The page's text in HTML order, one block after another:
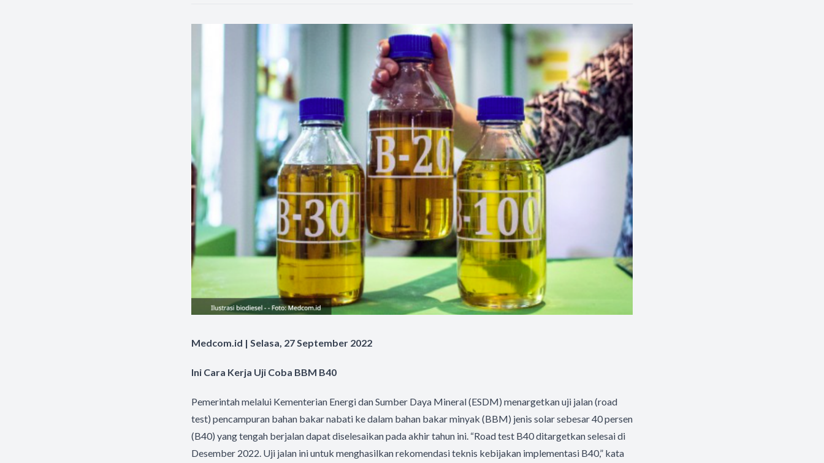
Medcom.id | Selasa, 27 September 2022
Ini Cara Kerja Uji Coba BBM B40
Pemerintah melalui Kementerian Energi dan Sumber Daya Mineral (ESDM) menargetkan uji jalan (road
test) pencampuran bahan bakar nabati ke dalam bahan bakar minyak (BBM) jenis solar sebesar 40 persen
(B40) yang tengah berjalan dapat diselesaikan pada akhir tahun ini. “Road test B40 ditargetkan selesai di
Desember 2022. Uji jalan ini untuk menghasilkan rekomendasi teknis kebijakan implementasi B40,” kata